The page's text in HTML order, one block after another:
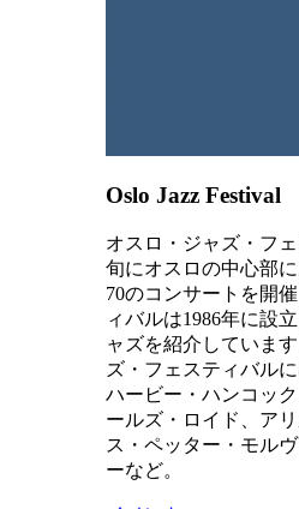
Oslo Jazz Festival
オスロ・ジャズ・フ
旬にオスロの中心部
70のコンサートを開
ィバルは1986年に設
ャズを紹介していま
ズ・フェスティバル
ハービー・ハンコッ
ールズ・ロイド、ア
ス・ペッター・モル
ーなど。